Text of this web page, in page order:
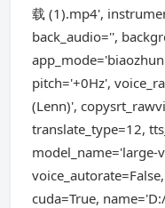
载 (1).mp4',
back_audio='',
pitch='+0Hz',
(Lenn)',
translate_type=12,
model_name='large-
cuda=True,